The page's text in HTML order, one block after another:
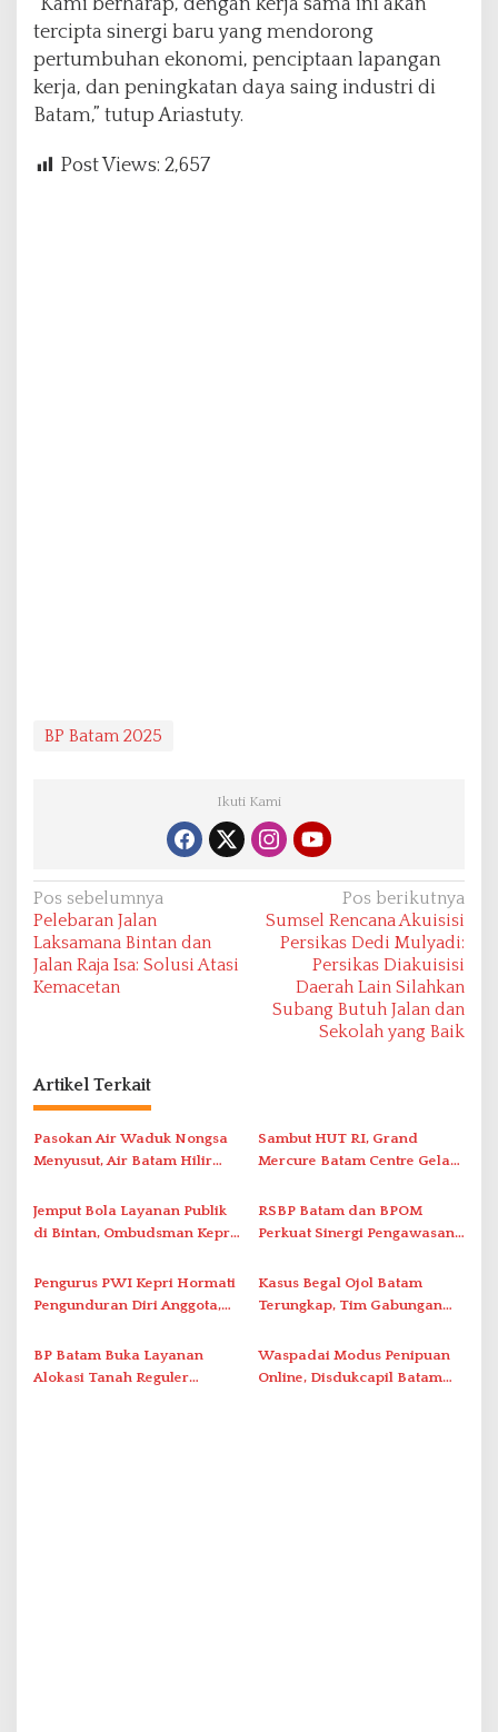
tercipta sinergi baru yang mendorong
pertumbuhan ekonomi, penciptaan lapangan
kerja, dan peningkatan daya saing industri di
Batam,” tutup Ariastuty.
Post Views: 2,657
BP Batam 2025
Ikuti Kami
N
a
v
i
s
i
p
s
Pos sebelumnya
Pelebaran Jalan
Laksamana Bintan dan
Jalan Raja Isa: Solusi Atasi
Kemacetan
Pos berikutnya
Sumsel Rencana Akuisisi
Persikas Dedi Mulyadi:
Persikas Diakuisisi
Daerah Lain Silahkan
Subang Butuh Jalan dan
Sekolah yang Baik
Artikel Terkait
Pasokan Air Waduk Nongsa
Menyusut, Air Batam Hilir
Antar-IPAM
Sambut HUT RI, Grand
Mercure Batam Centre Gelar
Nusantara’
Jemput Bola Layanan Publik
di Bintan, Ombudsman Kepri
Solar Nelayan
RSBP Batam dan BPOM
Perkuat Sinergi Pengawasan
Pelayanan Kefarmasian
Pengurus PWI Kepri Hormati
Pengunduran Diri Anggota,
Administrasi ke Pusat
Kasus Begal Ojol Batam
Terungkap, Tim Gabungan
Simpang Dam
BP Batam Buka Layanan
Alokasi Tanah Reguler
Waspadai Modus Penipuan
Online, Disdukcapil Batam